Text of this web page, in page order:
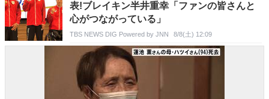
表!ブレイキン半井重幸「ファンの皆さんと
心がつながっている」
TBS NEWS DIG Powered by JNN 8/8(土) 12:09